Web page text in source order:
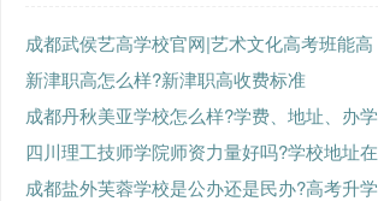
成都武侯艺高学校官网|艺术文化高考班能高
新津职高怎么样?新津职高收费标准
成都丹秋美亚学校怎么样?学费、地址、办学
四川理工技师学院师资力量好吗?学校地址在
成都盐外芙蓉学校是公办还是民办?高考升学